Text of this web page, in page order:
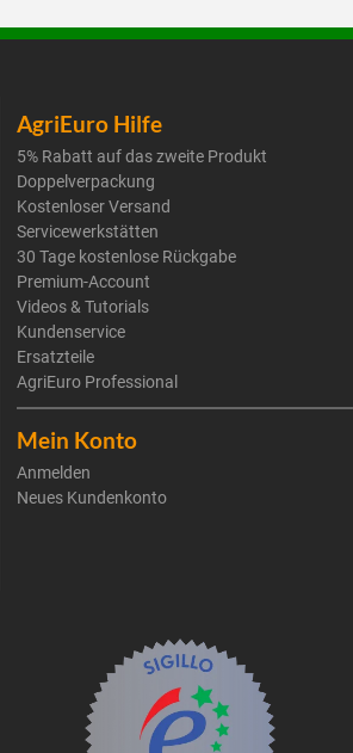
AgriEuro Hilfe
5% Rabatt auf das zweite Produkt
Doppelverpackung
Kostenloser Versand
Servicewerkstätten
30 Tage kostenlose Rückgabe
Premium-Account
Videos & Tutorials
Kundenservice
Ersatzteile
AgriEuro Professional
Mein Konto
Anmelden
Neues Kundenkonto